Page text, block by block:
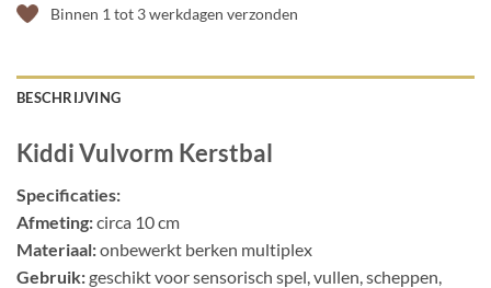
Binnen 1 tot 3 werkdagen verzonden
BESCHRIJVING
Kiddi Vulvorm Kerstbal
Specificaties:
Afmeting:circa 10 cm
Materiaal:onbewerkt berken multiplex
Gebruik:geschikt voor sensorisch spel, vullen, scheppen,